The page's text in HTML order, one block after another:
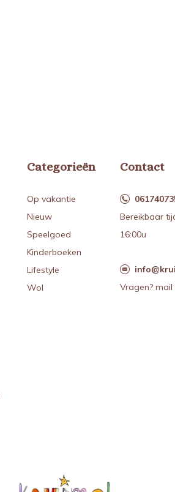
Categorieën
Op vakantie
Nieuw
Speelgoed
Kinderboeken
Lifestyle
Wol
Contact
Bereikbaar
16:00u
Vragen? mail